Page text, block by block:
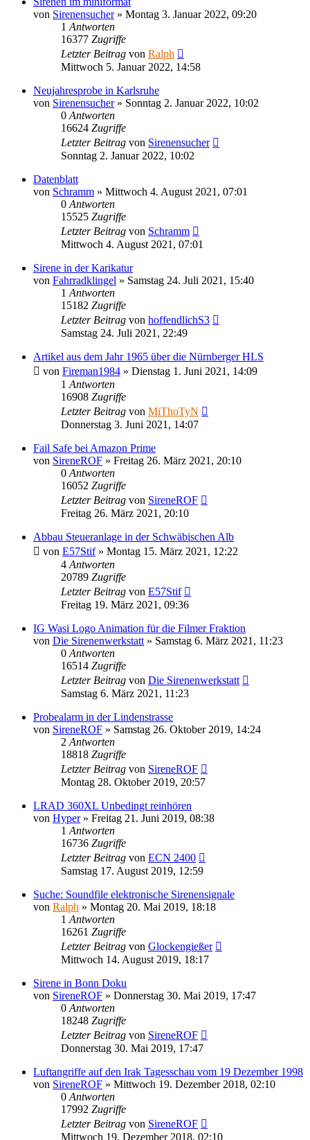
von Sirenensucher» Montag 3. Januar 2022, 09:20
1 Antworten
16377 Zugriffe
Letzter Beitrag von Ralph
Mittwoch 5. Januar 2022, 14:58
Neujahresprobe in Karlsruhe
von Sirenensucher» Sonntag 2. Januar 2022, 10:02
0 Antworten
16624 Zugriffe
Letzter Beitrag von Sirenensucher
Sonntag 2. Januar 2022, 10:02
Datenblatt
von Schramm » Mittwoch 4. August 2021, 07:01
0 Antworten
15525 Zugriffe
Letzter Beitrag von Schramm
Mittwoch 4. August 2021, 07:01
Sirene in der Karikatur
von Fahrradklingel » Samstag 24. Juli 2021, 15:40
1 Antworten
15182 Zugriffe
Letzter Beitrag von hoffendlichS3
Samstag 24. Juli 2021, 22:49
Artikel aus dem Jahr 1965 über die Nürnberger HLS
von Fireman1984 » Dienstag 1. Juni 2021, 14:09
1 Antworten
16908 Zugriffe
Letzter Beitrag von MiThoTyN
Donnerstag 3. Juni 2021, 14:07
Fail Safe bei Amazon Prime
von SireneROF » Freitag 26. März 2021, 20:10
0 Antworten
16052 Zugriffe
Letzter Beitrag von SireneROF
Freitag 26. März 2021, 20:10
Abbau Steueranlage in der Schwäbischen Alb
von E57Stif» Montag 15. März 2021, 12:22
4 Antworten
20789 Zugriffe
Letzter Beitrag von E57Stif
Freitag 19. März 2021, 09:36
IG Wasi Logo Animation für die Filmer Fraktion
von Die Sirenenwerkstatt » Samstag 6. März 2021, 11:23
0 Antworten
16514 Zugriffe
Letzter Beitrag von Die Sirenenwerkstatt
Samstag 6. März 2021, 11:23
Probealarm in der Lindenstrasse
von SireneROF » Samstag 26. Oktober 2019, 14:24
2 Antworten
18818 Zugriffe
Letzter Beitrag von SireneROF
Montag 28. Oktober 2019, 20:57
LRAD 360XL Unbedingt reinhören
von Hyper» Freitag 21. Juni 2019, 08:38
1 Antworten
16736 Zugriffe
Letzter Beitrag von ECN 2400
Samstag 17. August 2019, 12:59
Suche: Soundfile elektronische Sirenensignale
von Ralph » Montag 20. Mai 2019, 18:18
1 Antworten
16261 Zugriffe
Letzter Beitrag von Glockengießer
Mittwoch 14. August 2019, 18:17
Sirene in Bonn Doku
von SireneROF » Donnerstag 30. Mai 2019, 17:47
0 Antworten
18248 Zugriffe
Letzter Beitrag von SireneROF
Donnerstag 30. Mai 2019, 17:47
Luftangriffe auf den Irak Tagesschau vom 19 Dezember 1998
von SireneROF » Mittwoch 19. Dezember 2018, 02:10
0 Antworten
17992 Zugriffe
Letzter Beitrag von SireneROF
Mittwoch 19. Dezember 2018, 02:10